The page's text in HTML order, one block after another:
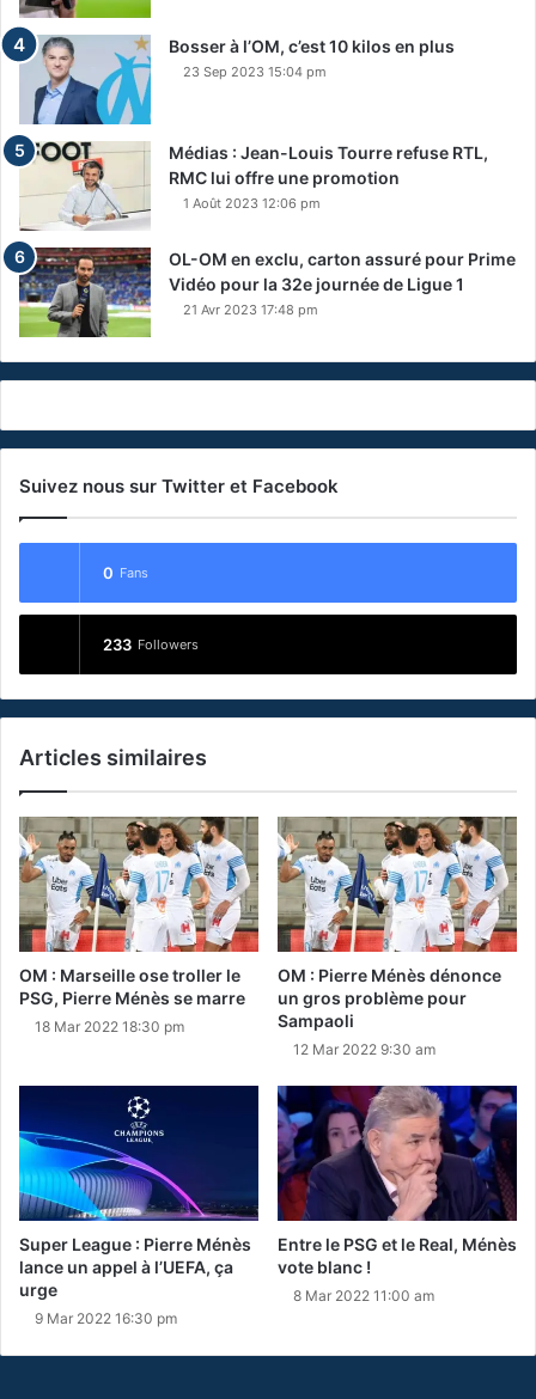
Bosser à l’OM, c’est 10 kilos en plus
23 Sep 2023 15:04 pm
Médias : Jean-Louis Tourre refuse RTL,
RMC lui offre une promotion
1 Août 2023 12:06 pm
OL-OM en exclu, carton assuré pour Prime
Vidéo pour la 32e journée de Ligue 1
21 Avr 2023 17:48 pm
Suivez nous sur Twitter et Facebook
0 Fans
233 Followers
Articles similaires
OM : Marseille ose troller le
PSG, Pierre Ménès se marre
18 Mar 2022 18:30 pm
OM : Pierre Ménès dénonce
un gros problème pour
Sampaoli
12 Mar 2022 9:30 am
Super League : Pierre Ménès
lance un appel à l’UEFA, ça
urge
9 Mar 2022 16:30 pm
Entre le PSG et le Real, Ménès
vote blanc !
8 Mar 2022 11:00 am